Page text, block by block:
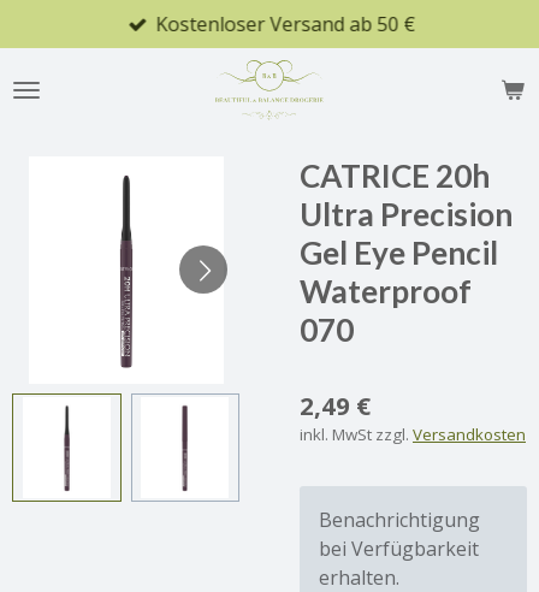
Hauptinhalt
springen
Kostenloser Versand ab 50 €
CATRICE 20h
Ultra Precision
Gel Eye Pencil
Waterproof
070
2,49 €
inkl. MwSt zzgl. Versandkosten
Benachrichtigung
bei Verfügbarkeit
erhalten.